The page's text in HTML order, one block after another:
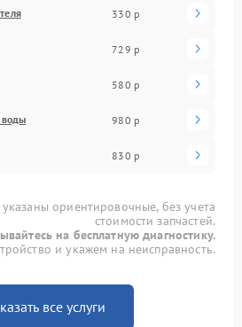
330 р
729 р
580 р
воды 980 р
830 р
ориентировочные, без учета
стоимости запчастей.
на бесплатную диагностику.
и укажем на неисправность.
все услуги